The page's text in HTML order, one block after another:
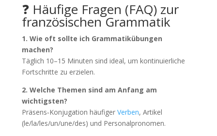
❓ Häufige Fragen (FAQ) zur
französischen Grammatik
1. Wie oft sollte ich Grammatikübungen
machen?
Täglich 10–15 Minuten sind ideal, um kontinuierliche
Fortschritte zu erzielen.
2. Welche Themen sind am Anfang am
wichtigsten?
Präsens‑Konjugation häufiger Verben, Artikel
(le/la/les/un/une/des) und Personalpronomen.